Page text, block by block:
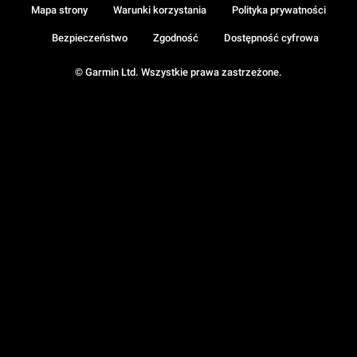
© Garmin Ltd. Wszystkie prawa zastrzeżone.
Mapa strony Warunki korzystania Polityka prywatności
Bezpieczeństwo Zgodność Dostępność cyfrowa